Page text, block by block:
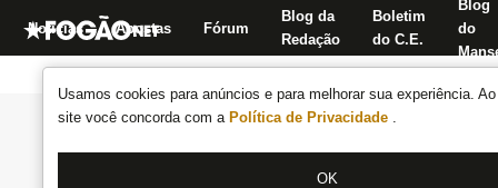
Usamos cookies para anúncios e para melhorar sua experiência.
site você concorda com a Política de Privacidade .
OK
Notícias Apostas Fórum
Blog da
Redação
Boletim
do C.E.
Blog
do